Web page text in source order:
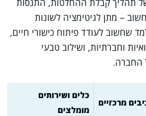
של תהליך קבלת ההחלטות, התנסות
– מתן לגיטימציה לשונות
שחשוב לעודד פיתוח כישורי חיים,
וחברתיות, ושילוב טבעי
החברה.
מרכזיים
כלים ושירותים
מומלצים